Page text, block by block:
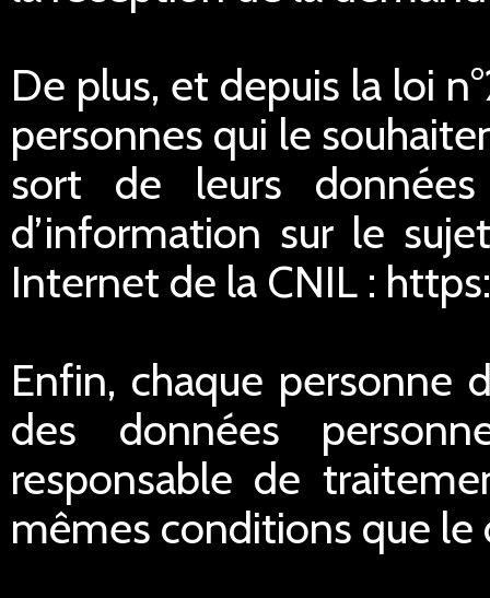
De plus, et depuis la loi
personnes qui le
sort de leurs
d’information sur le
Internet de la CNIL :
Enfin, chaque personne
des données
responsable de
mêmes conditions que le